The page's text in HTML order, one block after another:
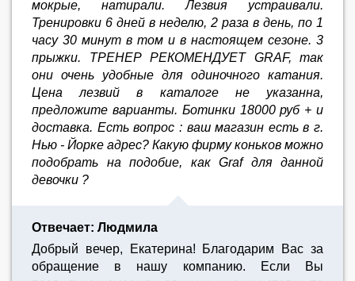
мокрые, натирали. Лезвия устраивали.
Тренировки 6 дней в неделю, 2 раза в день, по 1
часу 30 минут в том и в настоящем сезоне. 3
прыжки. ТРЕНЕР РЕКОМЕНДУЕТ GRAF, так
они очень удобные для одиночного катания.
Цена лезвий в каталоге не указанна,
предложите варианты. Ботинки 18000 руб + и
доставка. Есть вопрос : ваш магазин есть в г.
Нью - Йорке адрес? Какую фирму коньков можно
подобрать на подобие, как Graf для данной
девочки ?
Отвечает: Людмила
Добрый вечер, Екатерина! Благодарим Вас за
обращение в нашу компанию. Если Вы